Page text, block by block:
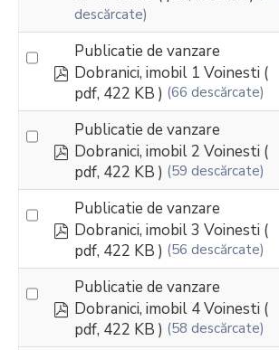
descărcate)
pdf
Publicatie de vanzare
Dobranici, imobil 1 Voinesti (
pdf, 422 KB ) (66 descărcate)
pdf
Publicatie de vanzare
Dobranici, imobil 2 Voinesti (
pdf, 422 KB ) (59 descărcate)
pdf
Publicatie de vanzare
Dobranici, imobil 3 Voinesti (
pdf, 422 KB ) (56 descărcate)
pdf
Publicatie de vanzare
Dobranici, imobil 4 Voinesti (
pdf, 422 KB ) (58 descărcate)